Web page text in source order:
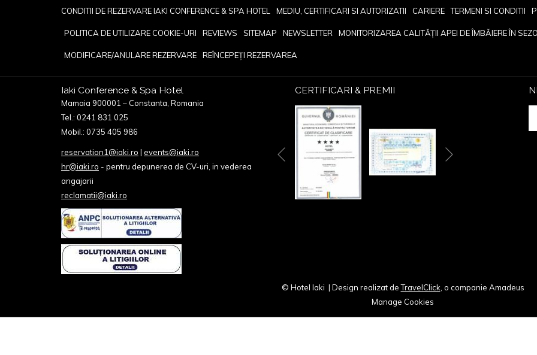
CONDITII DE REZERVARE IAKI CONFERENCE & SPA HOTEL MEDIU, CERTIFICARI SI AUTORIZATII CARIERE TERMENI SI CONDITII
POLITICA DE UTILIZARE COOKIE-URI REVIEWS SITEMAP NEWSLETTER MONITORIZAREA CALITĂȚII APEI DE ÎMBĂIERE ÎN
MODIFICARE/ANULARE REZERVARE REÎNCEPEȚI REZERVAREA
Iaki Conference & Spa Hotel
Mamaia 900001 – Constanta, Romania
Tel.: 0241 831 025
Mobil.: 0735 405 986
reservation1@iaki.ro | events@iaki.ro
hr@iaki.ro - pentru depunerea de CV-uri, in vederea
angajarii
reclamatii@iaki.ro
CERTIFICARI & PREMII
Previous
© Hotel Iaki | Design realizat deTravelClick , o companie Amadeus
Manage Cookies